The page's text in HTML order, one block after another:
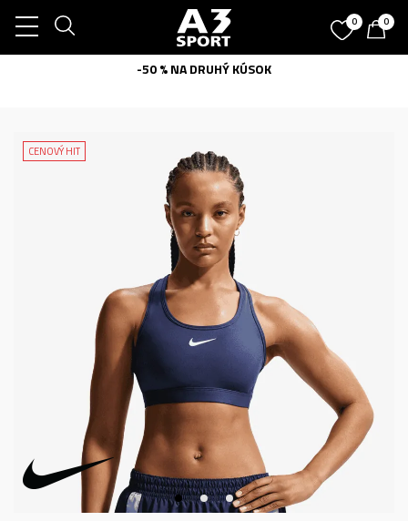
0 0
-50 % NA DRUHÝ KÚSOK
CENOVÝ HIT